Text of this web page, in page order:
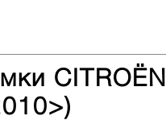
CITROЁN